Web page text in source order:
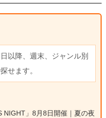
以降、週末、ジャンル別
せます。
NIGHT」8月8日開催｜夏の夜